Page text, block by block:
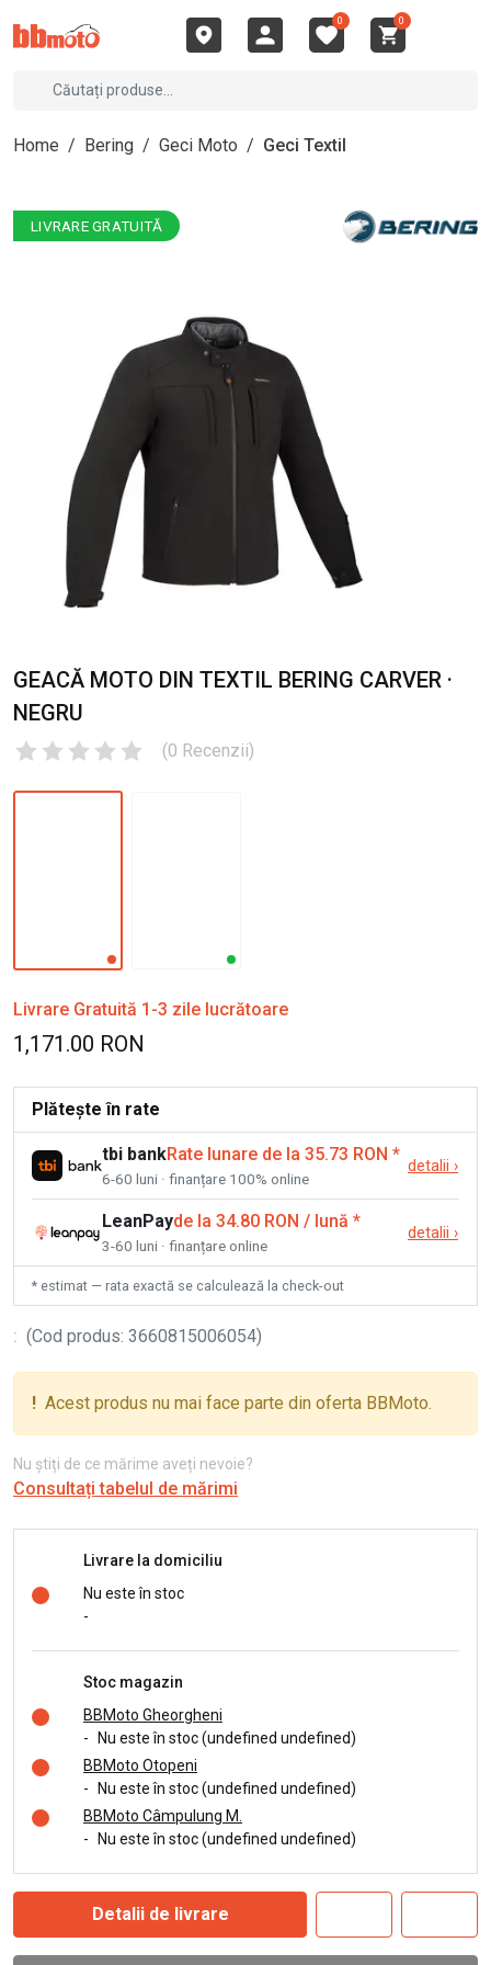
0 0
Home / Bering / Geci Moto / Geci Textil
LIVRARE GRATUITĂ
GEACĂ MOTO DIN TEXTIL BERING CARVER ·
NEGRU
(0 Recenzii)
Livrare Gratuită 1-3 zile lucrătoare
1,171.00 RON
Plătește în rate
tbi bankRate lunare de la 35.73 RON *
6-60 luni · finanțare 100% online
detalii ›
LeanPayde la 34.80 RON / lună *
3-60 luni · finanțare online
detalii ›
* estimat — rata exactă se calculează la check-out
: (Cod produs: 3660815006054)
! Acest produs nu mai face parte din oferta BBMoto.
Nu știți de ce mărime aveți nevoie?
Consultați tabelul de mărimi
Livrare la domiciliu
Nu este în stoc
-
Stoc magazin
BBMoto Gheorgheni
-
Nu este în stoc (undefined undefined)
BBMoto Otopeni
-
Nu este în stoc (undefined undefined)
BBMoto Câmpulung M.
-
Nu este în stoc (undefined undefined)
Detalii de livrare